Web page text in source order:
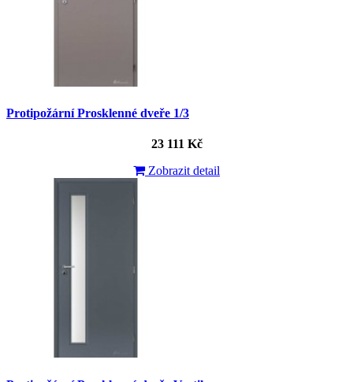
Protipožární Prosklenné dveře 1/3
23 111 Kč
Zobrazit detail